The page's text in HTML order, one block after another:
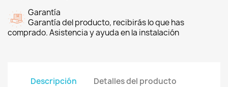
Garantía
Garantía del producto, recibirás lo que has
comprado. Asistencia y ayuda en la instalación
Descripción Detalles del producto